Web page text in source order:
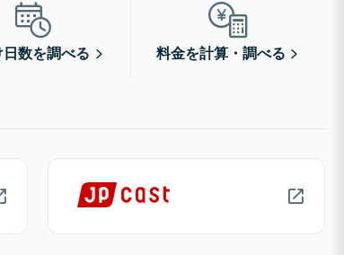
数を調べる 料金を計算・調べる